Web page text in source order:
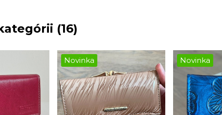
(16)
Novinka Novinka